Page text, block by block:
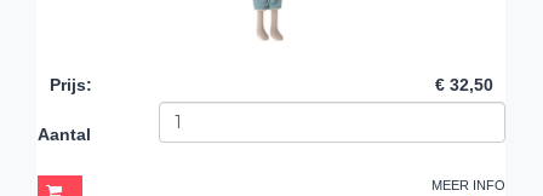
Prijs: € 32,50
Aantal
MEER INFO